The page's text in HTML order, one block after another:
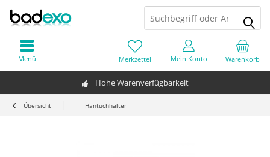
Hohe Warenverfügbarkeit
Warenkorb
Merkzettel Mein Konto
Menü
Übersicht Hantuchhalter